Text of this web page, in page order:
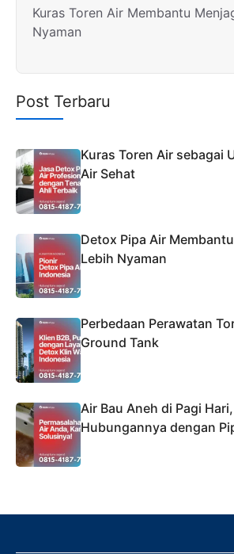
Kuras Toren Air Membantu
Nyaman
Post Terbaru
Kuras Toren Air sebagai
Air Sehat
Detox Pipa Air
Lebih Nyaman
Perbedaan Perawatan
Ground Tank
Air Bau Aneh di Pagi
Hubungannya dengan